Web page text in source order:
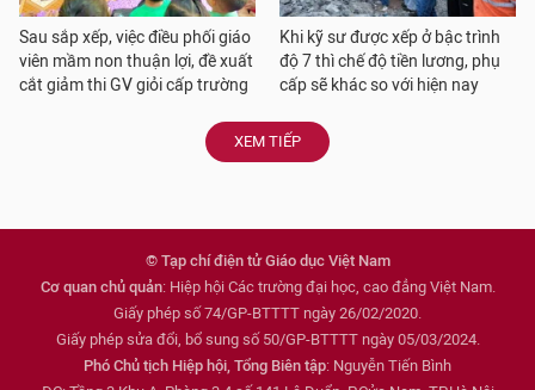
Sau sắp xếp, việc điều phối giáo
viên mầm non thuận lợi, đề xuất
cắt giảm thi GV giỏi cấp trường
Khi kỹ sư được xếp ở bậc trình
độ 7 thì chế độ tiền lương, phụ
cấp sẽ khác so với hiện nay
XEM TIẾP
© Tạp chí điện tử Giáo dục Việt Nam
Cơ quan chủ quản: Hiệp hội Các trường đại học, cao đẳng Việt Nam.
Giấy phép số 74/GP-BTTTT ngày 26/02/2020.
Giấy phép sửa đổi, bổ sung số 50/GP-BTTTT ngày 05/03/2024.
Phó Chủ tịch Hiệp hội, Tổng Biên tập: Nguyễn Tiến Bình